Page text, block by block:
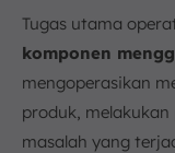
Tugas utama
komponen
mengoperasikan
produk,
masalah yang